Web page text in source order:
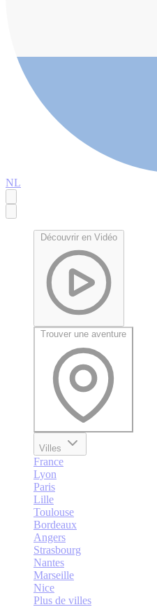
NL
Découvrir en Vidéo
Trouver une aventure
Villes
France
Lyon
Paris
Lille
Toulouse
Bordeaux
Angers
Strasbourg
Nantes
Marseille
Nice
Plus de villes